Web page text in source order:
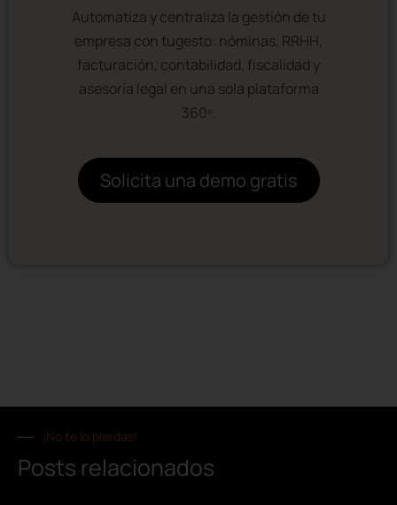
Automatiza y centraliza la gestión de tu
empresa con tugesto: nóminas, RRHH,
facturación, contabilidad, fiscalidad y
asesoría legal en una sola plataforma
360º.
Solicita una demo gratis
¡No te lo pierdas!
Posts relacionados